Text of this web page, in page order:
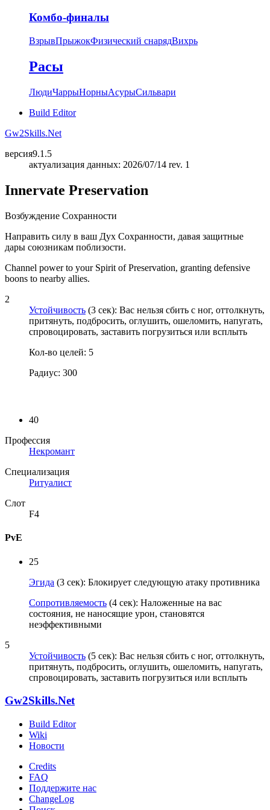
Комбо-финалы
ВзрывПрыжокФизический снарядВихрь
Расы
ЛюдиЧаррыНорныАсурыСильвари
Build Editor
Gw2Skills.Net
версия9.1.5
актуализация данных: 2026/07/14 rev. 1
Innervate Preservation
Возбуждение Сохранности
Направить силу в ваш Дух Сохранности, давая защитные
дары союзникам поблизости.
Channel power to your Spirit of Preservation, granting defensive
boons to nearby allies.
2
Устойчивость (3 сек): Вас нельзя сбить с ног, оттолкнуть,
притянуть, подбросить, оглушить, ошеломить, напугать,
спровоцировать, заставить погрузиться или всплыть
Кол-во целей: 5
Радиус: 300
40
Профессия
Некромант
Специализация
Ритуалист
Слот
F4
PvE
25
Эгида (3 сек): Блокирует следующую атаку противника
Сопротивляемость (4 сек): Наложенные на вас
состояния, не наносящие урон, становятся
неэффективными
5
Устойчивость (5 сек): Вас нельзя сбить с ног, оттолкнуть,
притянуть, подбросить, оглушить, ошеломить, напугать,
спровоцировать, заставить погрузиться или всплыть
Gw2Skills.Net
Build Editor
Wiki
Новости
Credits
FAQ
Поддержите нас
ChangeLog